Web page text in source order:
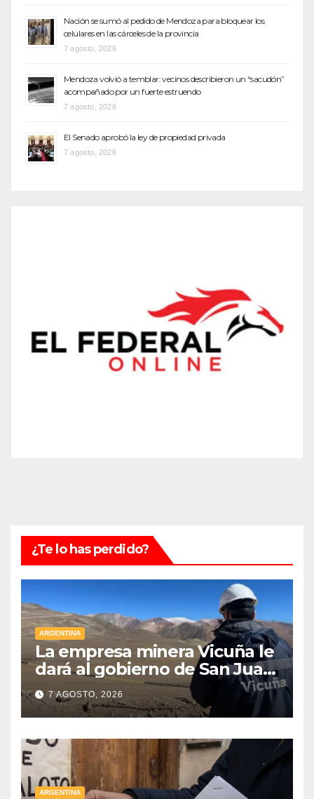
Nación se sumó al pedido de Mendoza para bloquear los
celulares en las cárceles de la provincia
7 agosto, 2026
Mendoza volvió a temblar: vecinos describieron un “sacudón”
acompañado por un fuerte estruendo
7 agosto, 2026
El Senado aprobó la ley de propiedad privada
7 agosto, 2026
¿Te lo has perdido?
ARGENTINA
La empresa minera Vicuña le
dará al gobierno de San Juan
U$D 250 millones cómo un
aporte extraordinario y no
reembolsable
7 AGOSTO, 2026
ARGENTINA